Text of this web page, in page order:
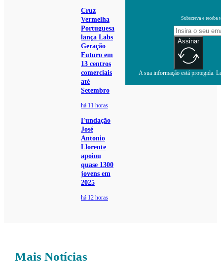
Cruz
Vermelha
Portuguesa
lança Labs
Geração
Futuro em
13 centros
comerciais
até
Setembro
há 11 horas
Fundação
José
Antonio
Llorente
apoiou
quase 1300
jovens em
2025
há 12 horas
Subscreva e receba
Assinar
A sua informação está protegida.
Mais Notícias